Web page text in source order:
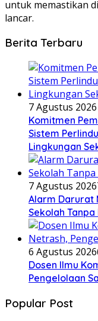
untuk memastikan
lancar.
Berita Terbaru
7 Agustus 2026
Komitmen
Sistem
Lingkungan
7 Agustus 2026
Alarm Darurat
Sekolah
6 Agustus 2026
Dosen Ilmu
Pengelolaan
Popular Post